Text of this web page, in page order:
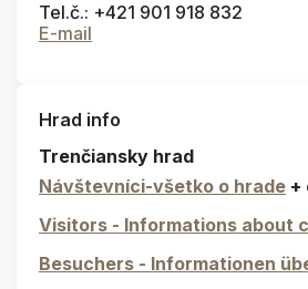
Tel.č.: +421 901 918 832
E-mail
Hrad info
Trenčiansky hrad
Návštevníci-všetko o hrade +
Visitors - Informations about
Besuchers - Informationen